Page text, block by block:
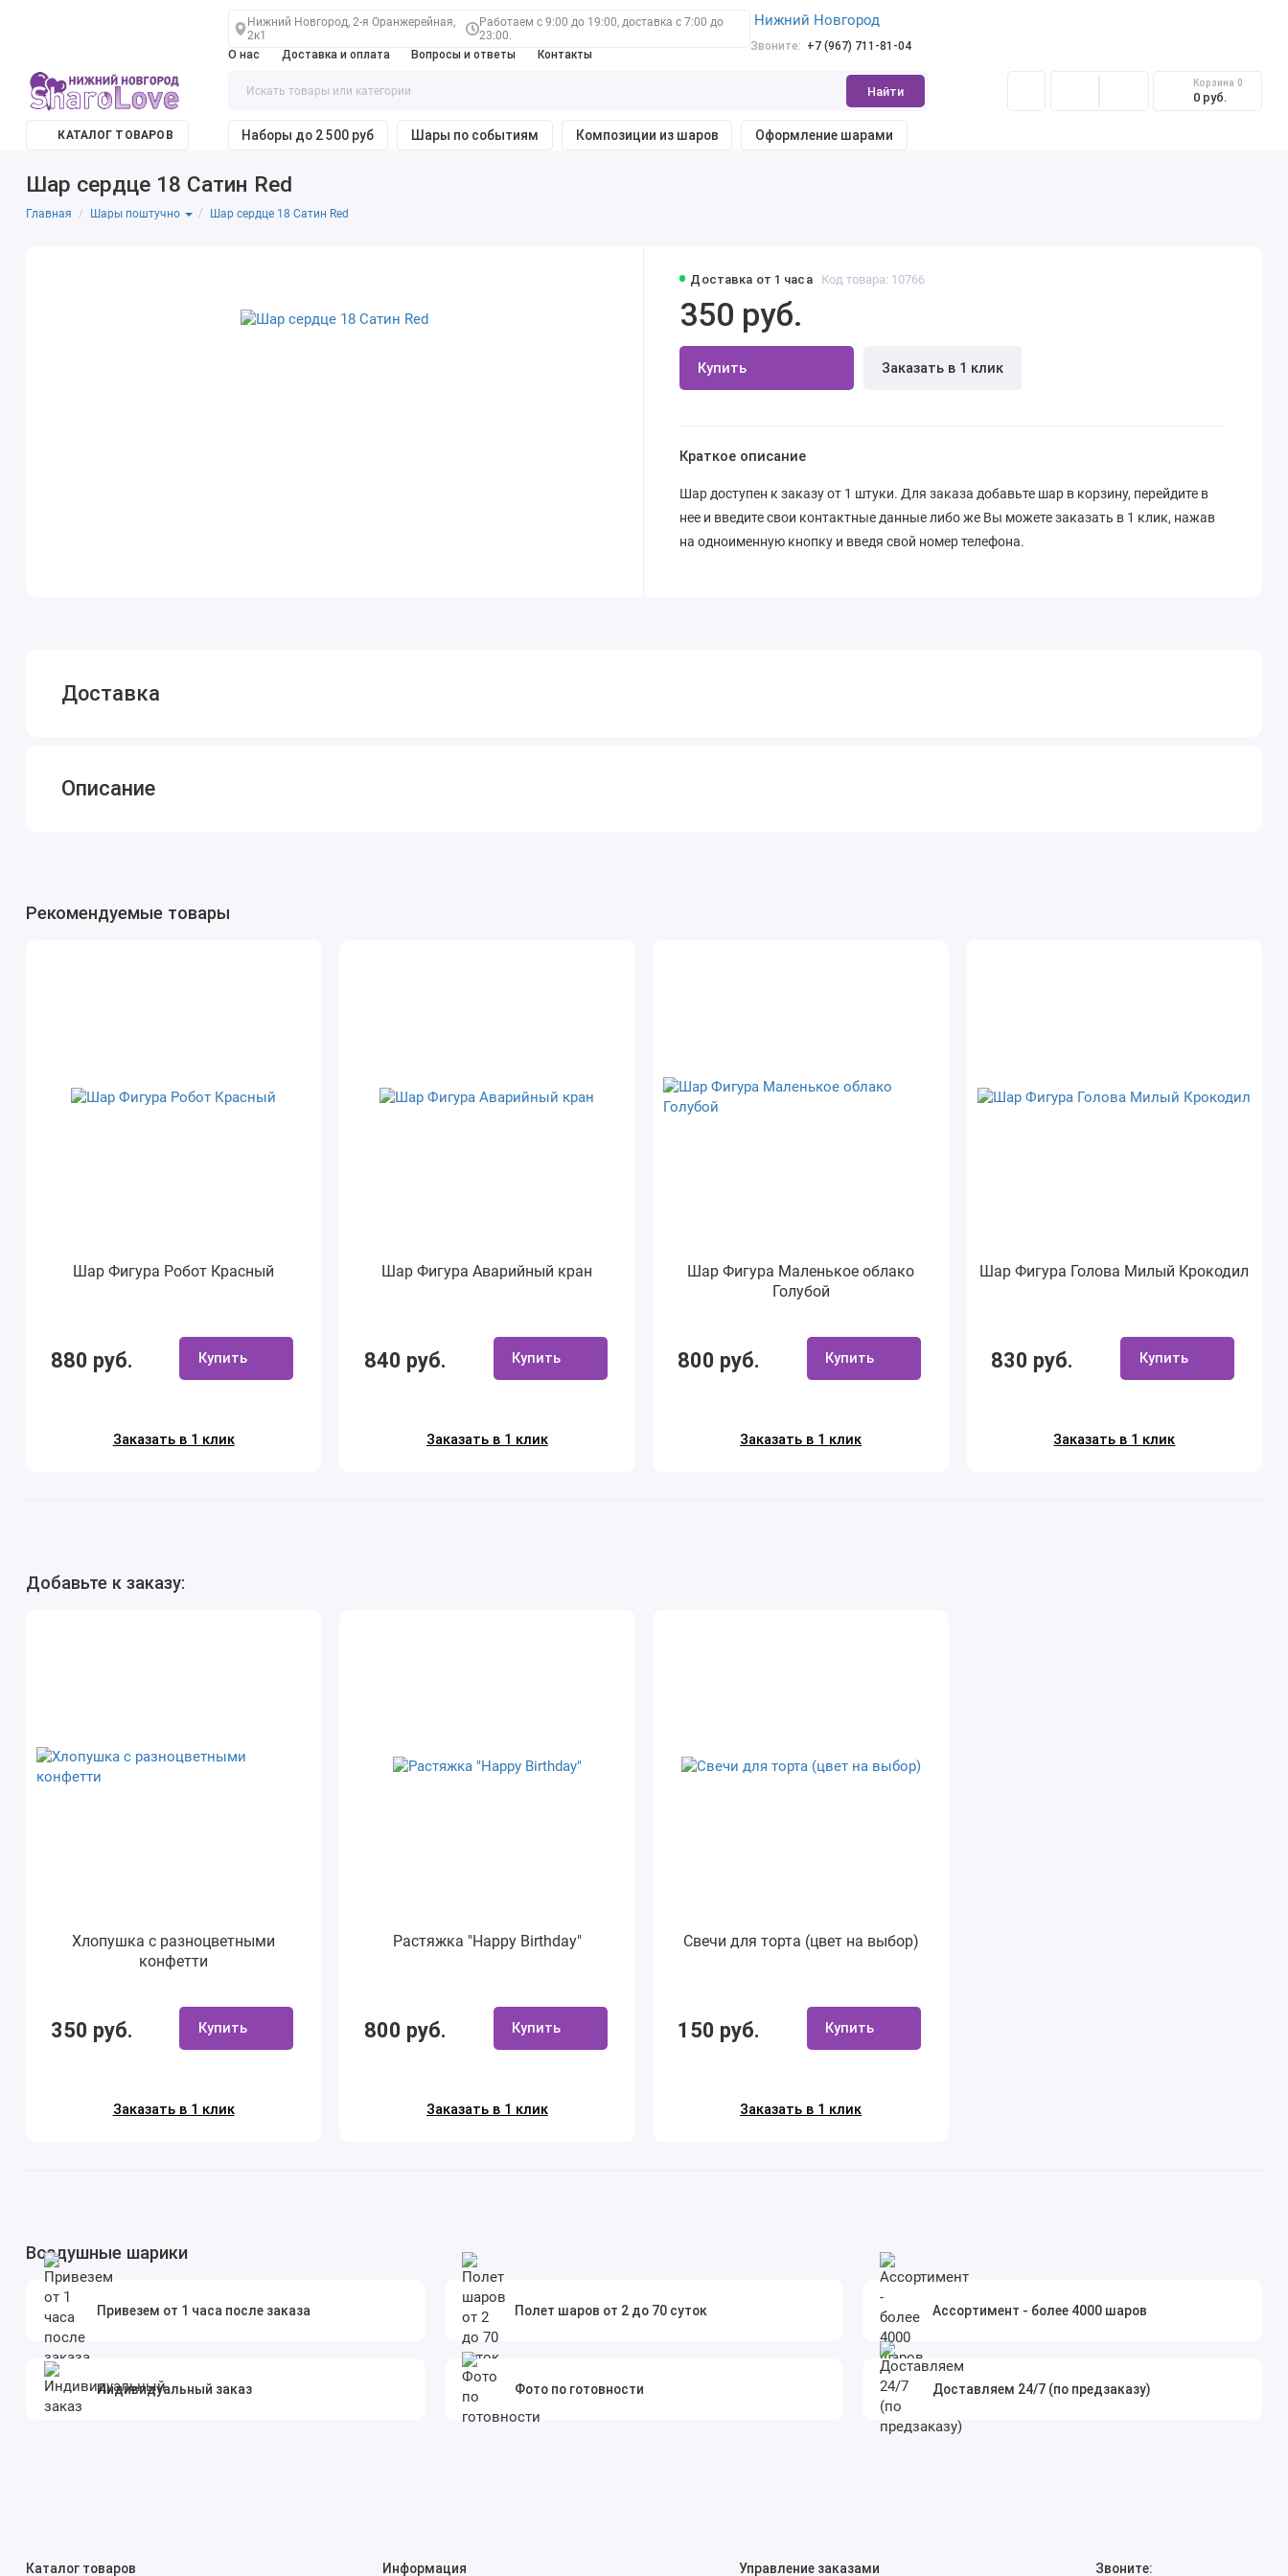
Нижний Новгород, 2-я Оранжерейная,
2к1
Работаем с 9:00 до 19:00, доставка с 7:00 до
23:00.
О нас
Доставка и оплата Вопросы и ответы Контакты
Нижний Новгород
Звоните: +7 (967) 711-81-04
Найти
Корзина 0
0 руб.
КАТАЛОГ ТОВАРОВ Наборы до 2 500 руб Шары по событиям Композиции из шаров Оформление шарами
Шар сердце 18 Сатин Red
Главная Шары поштучно Шар сердце 18 Сатин Red
Доставка от 1 часа Код товара: 10766
350 руб.
Купить Заказать в 1 клик
Краткое описание
Шар доступен к заказу от 1 штуки. Для заказа добавьте шар в корзину, перейдите в
нее и введите свои контактные данные либо же Вы можете заказать в 1 клик, нажав
на одноименную кнопку и введя свой номер телефона.
Доставка
Описание
Рекомендуемые товары
Шар Фигура Робот Красный
880 руб. Купить
Заказать в 1 клик
Шар Фигура Аварийный кран
840 руб. Купить
Заказать в 1 клик
Шар Фигура Маленькое облако
Голубой
800 руб. Купить
Заказать в 1 клик
Шар Фигура Голова Милый Крокодил
830 руб. Купить
Заказать в 1 клик
Добавьте к заказу:
Хлопушка с разноцветными
конфетти
350 руб. Купить
Заказать в 1 клик
Растяжка "Happy Birthday"
800 руб. Купить
Заказать в 1 клик
Свечи для торта (цвет на выбор)
150 руб. Купить
Заказать в 1 клик
Воздушные шарики
Привезем от 1 часа после заказа Полет шаров от 2 до 70 суток Ассортимент - более 4000 шаров
Индивидуальный заказ Фото по готовности Доставляем 24/7 (по предзаказу)
Каталог товаров Информация Управление заказами Звоните: